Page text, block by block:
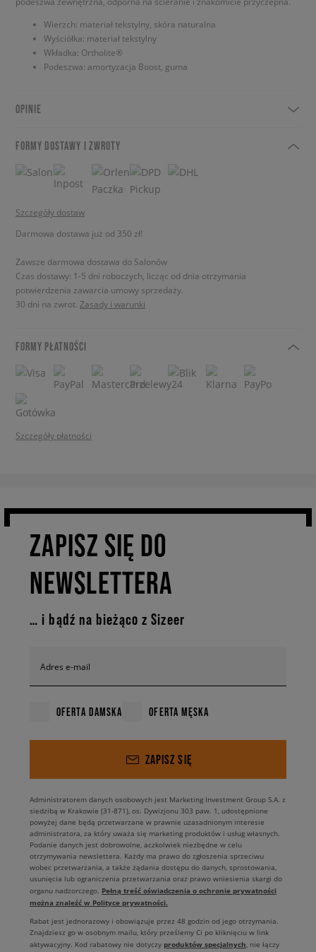
Wierzch: materiał tekstylny, skóra naturalna
Wyściółka: materiał tekstylny
Wkładka: Ortholite®
Podeszwa: amortyzacja Boost, guma
OPINIE
FORMY DOSTAWY I ZWROTY
Szczegóły dostaw
Darmowa dostawa już od 350 zł!
Zawsze darmowa dostawa do Salonów
Czas dostawy: 1-5 dni roboczych, licząc od dnia otrzymania
potwierdzenia zawarcia umowy sprzedaży.
30 dni na zwrot. Zasady i warunki
FORMY PŁATNOŚCI
Szczegóły płatności
ZAPISZ SIĘ DO
NEWSLETTERA
… i bądź na bieżąco z Sizeer
Adres e-mail
OFERTA DAMSKA OFERTA MĘSKA
ZAPISZ SIĘ
Administratorem danych osobowych jest Marketing Investment Group S.A. z
siedzibą w Krakowie (31-871), os. Dywizjonu 303 paw. 1, udostępnione
powyżej dane będą przetwarzane w prawnie uzasadnionym interesie
administratora, za który uważa się marketing produktów i usług własnych.
Podanie danych jest dobrowolne, aczkolwiek niezbędne w celu
otrzymywania newslettera. Każdy ma prawo do zgłoszenia sprzeciwu
wobec przetwarzania, a także żądania dostępu do danych, sprostowania,
usunięcia lub ograniczenia przetwarzania oraz prawo wniesienia skargi do
organu nadzorczego. Pełną treść oświadczenia o ochronie prywatności
można znaleźć w Polityce prywatności.
Rabat jest jednorazowy i obowiązuje przez 48 godzin od jego otrzymania.
Znajdziesz go w osobnym mailu, który prześlemy Ci po kliknięciu w link
aktywacyjny. Kod rabatowy nie dotyczy produktów specjalnych, nie łączy